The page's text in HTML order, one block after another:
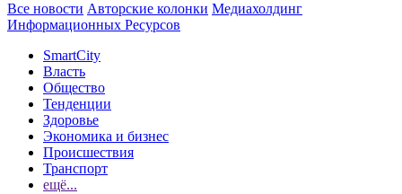
Все новости Авторские колонки Медиахолдинг
Информационных Ресурсов
SmartCity
Власть
Общество
Тенденции
Здоровье
Экономика и бизнес
Происшествия
Транспорт
ещё...